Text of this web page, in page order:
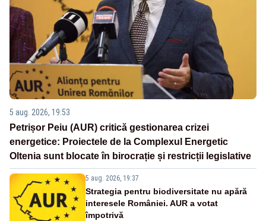
5 aug. 2026, 19:53
Petrișor Peiu (AUR) critică gestionarea crizei
energetice: Proiectele de la Complexul Energetic
Oltenia sunt blocate în birocrație și restricții legislative
5 aug. 2026, 19:37
Strategia pentru biodiversitate nu apără
interesele României. AUR a votat
împotrivă